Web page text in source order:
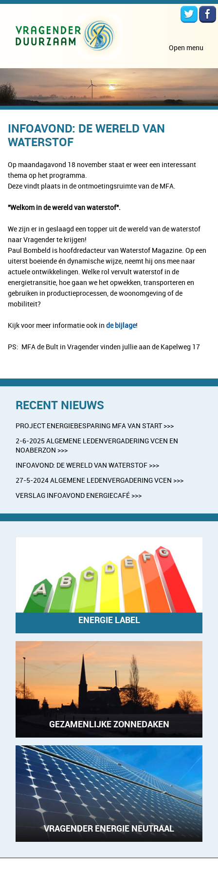
Open menu
INFOAVOND: DE WERELD VAN
WATERSTOF
Op maandagavond 18 november staat er weer een interessant
thema op het programma.
Deze vindt plaats in de ontmoetingsruimte van de MFA.
"Welkom in de wereld van waterstof".
We zijn er in geslaagd een topper uit de wereld van de waterstof
naar Vragender te krijgen!
Paul Bombeld is hoofdredacteur van Waterstof Magazine. Op een
uiterst boeiende én dynamische wijze, neemt hij ons mee naar
actuele ontwikkelingen. Welke rol vervult waterstof in de
energietransitie, hoe gaan we het opwekken, transporteren en
gebruiken in productieprocessen, de woonomgeving of de
mobiliteit?
Kijk voor meer informatie ook in de bijlage!
PS: MFA de Bult in Vragender vinden jullie aan de Kapelweg 17
RECENT NIEUWS
PROJECT ENERGIEBESPARING MFA VAN START >>>
2-6-2025 ALGEMENE LEDENVERGADERING VCEN EN
NOABERZON >>>
INFOAVOND: DE WERELD VAN WATERSTOF >>>
27-5-2024 ALGEMENE LEDENVERGADERING VCEN >>>
VERSLAG INFOAVOND ENERGIECAFÉ >>>
ENERGIE LABEL
GEZAMENLIJKE ZONNEDAKEN
VRAGENDER ENERGIE NEUTRAAL